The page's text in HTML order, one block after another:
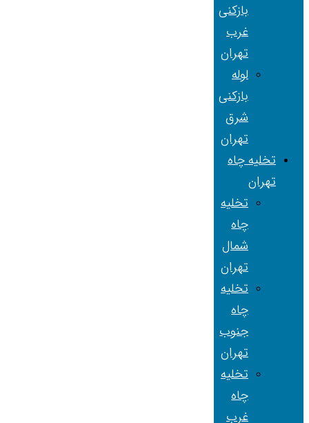
بازکنی
غرب
تهران
لوله
بازکنی
شرق
تهران
تخلیه چاه
تهران
تخلیه
چاه
شمال
تهران
تخلیه
چاه
جنوب
تهران
تخلیه
چاه
غرب